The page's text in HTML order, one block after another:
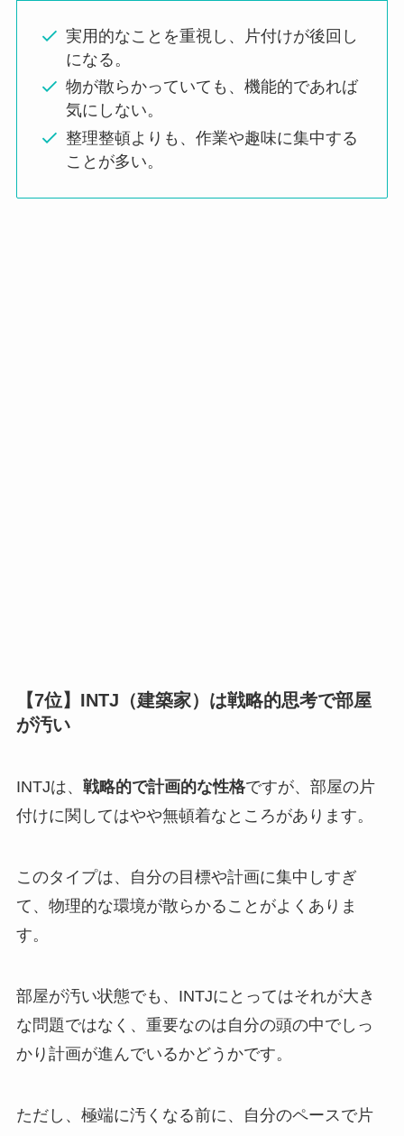
実用的なことを重視し、片付けが後回し
になる。
物が散らかっていても、機能的であれば
気にしない。
整理整頓よりも、作業や趣味に集中する
ことが多い。
【7位】INTJ（建築家）は戦略的思考で部屋
が汚い
INTJは、 戦略的で計画的な性格ですが、部屋の片
付けに関してはやや無頓着なところがあります。
このタイプは、自分の目標や計画に集中しすぎ
て、物理的な環境が散らかることがよくありま
す。
部屋が汚い状態でも、INTJにとってはそれが大き
な問題ではなく、重要なのは自分の頭の中でしっ
かり計画が進んでいるかどうかです。
ただし、極端に汚くなる前に、自分のペースで片